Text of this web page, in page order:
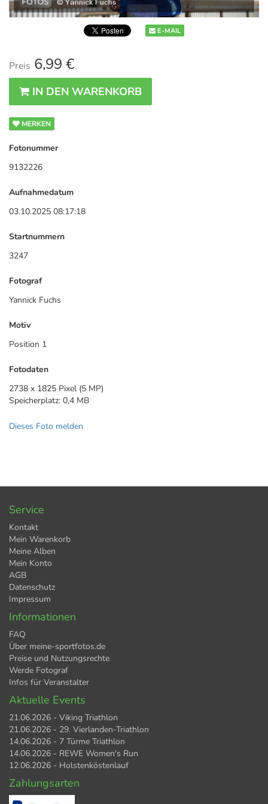
E-MAIL
Preis 6,99 €
IN DEN WARENKORB
MERKEN
Fotonummer
9132226
Aufnahmedatum
03.10.2025 08:17:18
Startnummern
3247
Fotograf
Yannick Fuchs
Motiv
Position 1
Fotodaten
2738 x 1825 Pixel (5 MP)
Speicherplatz: 0,4 MB
Dieses Foto melden
Service
Kontakt
Mein Warenkorb
Meine Alben
Mein Konto
AGB
Datenschutz
Impressum
Informationen
FAQ
Über meine-sportfotos.de
Preise und Nutzungsrechte
Werde Fotograf
Infos für Veranstalter
Aktuelle Events
21.06.2026 - Viking Triathlon
21.06.2026 - 29. Vierlanden-Triathlon
14.06.2026 - 7 Türme Triathlon
14.06.2026 - REWE Women's Run
12.06.2026 - Holstenköstenlauf
Zahlungsarten